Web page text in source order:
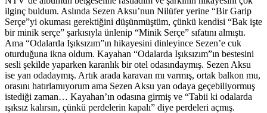
ilginç buldum. Aslında Sezen Aksu’nun Nilüfer yerine “Bir Garip
Serçe”yi okuması gerektiğini düşünmüştüm, çünkü kendisi “Bak işte
bir minik serçe” şarkısıyla ünlenip “Minik Serçe” sıfatını almıştı.
Ama “Odalarda Işıksızım”ın hikayesini dinleyince Sezen’e cuk
oturduğuna ikna oldum. Kayahan “Odalarda Işıksızım”ın bestesini
sesli şekilde yaparken karanlık bir otel odasındaymış. Sezen Aksu
ise yan odadaymış. Artık arada karavan mı varmış, ortak balkon mu,
orasını hatırlamıyorum ama Sezen Aksu yan odaya geçebiliyormuş
istediği zaman… Kayahan’ın odasına girmiş ve “Tabii ki odalarda
ışıksız kalırsın, çünkü perdelerin kapalı” diye perdeleri açmış.